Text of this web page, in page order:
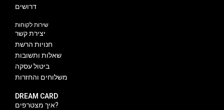
דרושים
שירות לקוחות
יצירת קשר
חנויות הרשת
שאלות ותשובות
ביטול עסקה
משלוחים והחזרות
DREAM CARD
איך מצטרפים?